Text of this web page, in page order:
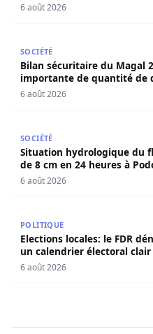
6 août 2026
SOCIÉTÉ
Bilan sécuritaire du Magal
importante de quantité de
6 août 2026
SOCIÉTÉ
Situation hydrologique du
de 8 cm en 24 heures à
6 août 2026
POLITIQUE
Elections locales: le FDR
un calendrier électoral clair
6 août 2026